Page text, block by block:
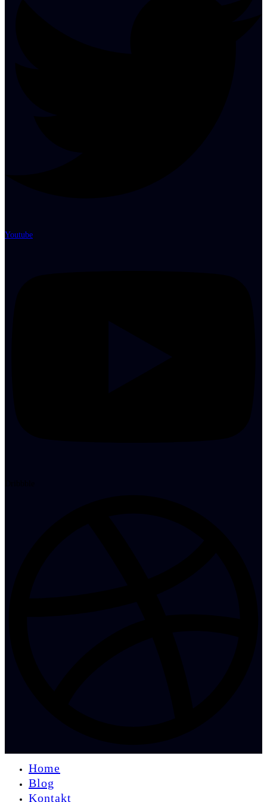
Youtube
Home
Blog
Kontakt